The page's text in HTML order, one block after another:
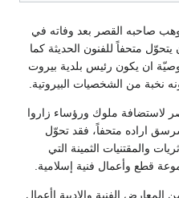
وهب صاحبه القصر بعد وفاته في
ان يتحوّل متحفاً للفنون الحديثة كما
ان يكون رئيس بلدية بيروت
نخبة من الشخصيات البيروتية.
استخدم القصر لاستضافة ملوك ورؤساء زاروا
اراده متحفاً، فقد تحوّل
والمقتنيات الثمينة التي
قطع وأعمال فنية إسلامية.
من المعارض الفنية والادبية اأعمال